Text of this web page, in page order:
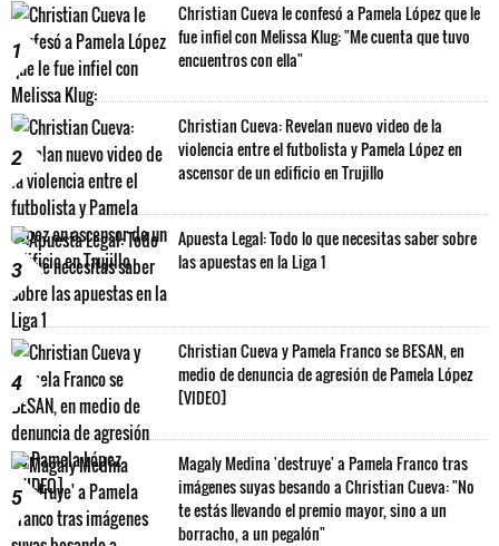
1
Christian Cueva le confesó a Pamela López que le
fue infiel con Melissa Klug: "Me cuenta que tuvo
encuentros con ella"
2
Christian Cueva: Revelan nuevo video de la
violencia entre el futbolista y Pamela López en
ascensor de un edificio en Trujillo
3
Apuesta Legal: Todo lo que necesitas saber sobre
las apuestas en la Liga 1
4
Christian Cueva y Pamela Franco se BESAN, en
medio de denuncia de agresión de Pamela López
[VIDEO]
5
Magaly Medina 'destruye' a Pamela Franco tras
imágenes suyas besando a Christian Cueva: "No
te estás llevando el premio mayor, sino a un
borracho, a un pegalón"